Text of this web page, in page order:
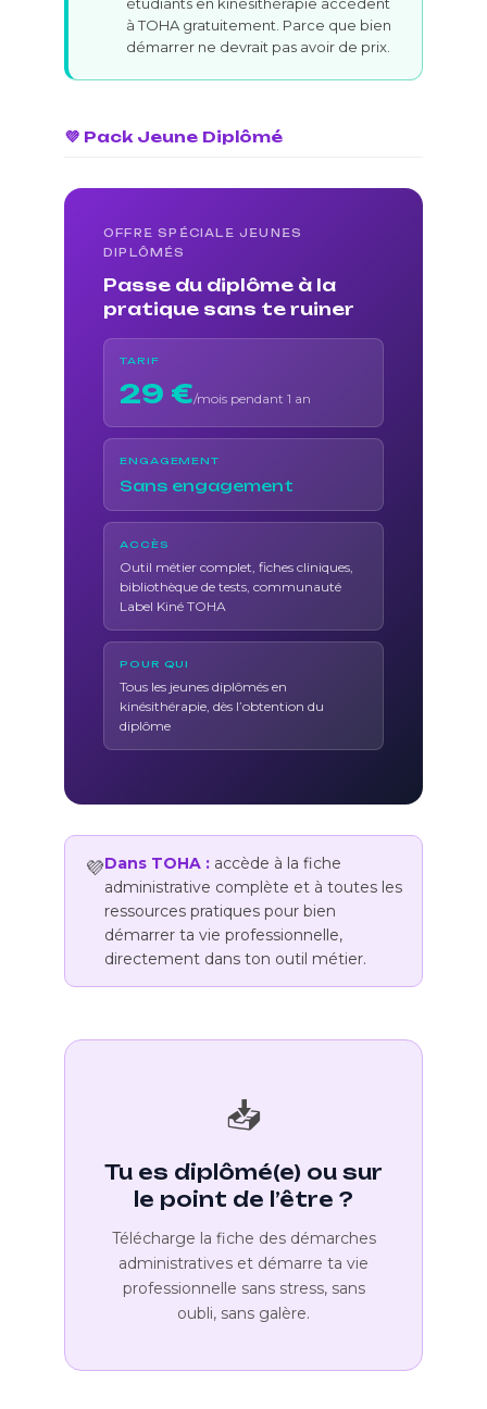
à TOHA gratuitement. Parce que bien
démarrer ne devrait pas avoir de prix.
💜 Pack Jeune Diplômé
OFFRE SPÉCIALE JEUNES
DIPLÔMÉS
Passe du diplôme à la
pratique sans te ruiner
TARIF
29 €/mois pendant 1 an
ENGAGEMENT
Sans engagement
ACCÈS
Outil métier complet, fiches cliniques,
bibliothèque de tests, communauté
Label Kiné TOHA
POUR QUI
Tous les jeunes diplômés en
kinésithérapie, dès l’obtention du
diplôme
💜Dans TOHA : accède à la fiche
administrative complète et à toutes les
ressources pratiques pour bien
démarrer ta vie professionnelle,
directement dans ton outil métier.
📥
Tu es diplômé(e) ou sur
le point de l’être ?
Télécharge la fiche des démarches
administratives et démarre ta vie
professionnelle sans stress, sans
oubli, sans galère.